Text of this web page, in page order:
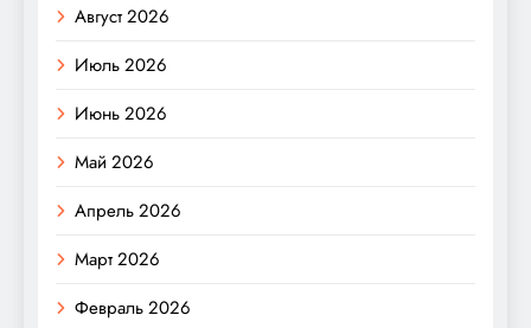
Август 2026
Июль 2026
Июнь 2026
Май 2026
Апрель 2026
Март 2026
Февраль 2026